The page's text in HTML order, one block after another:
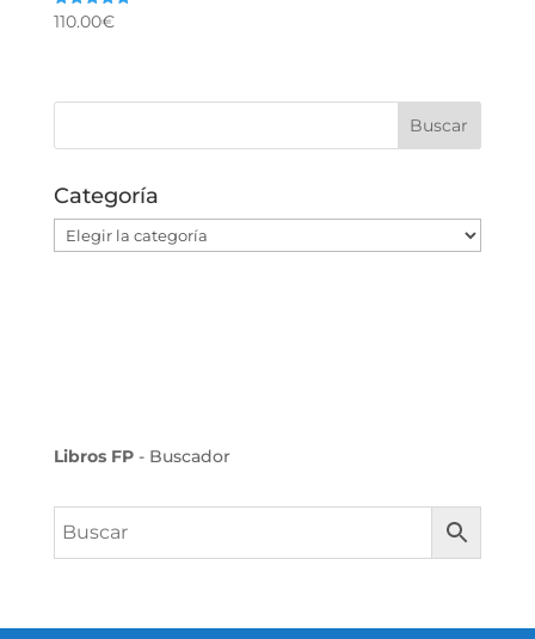
Valorado
con
110.00€
Categoría
Categoría
Libros FP- Buscador